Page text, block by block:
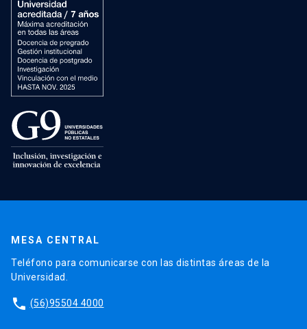
MESA CENTRAL
Teléfono para comunicarse con las distintas áreas de la
Universidad.
phone (56)95504 4000